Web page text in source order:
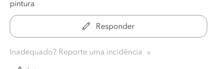
pintura
Responder
Inadequado? Reporte uma incidência